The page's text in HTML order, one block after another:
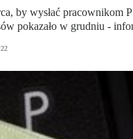
by wysłać
pokazało w grudniu -